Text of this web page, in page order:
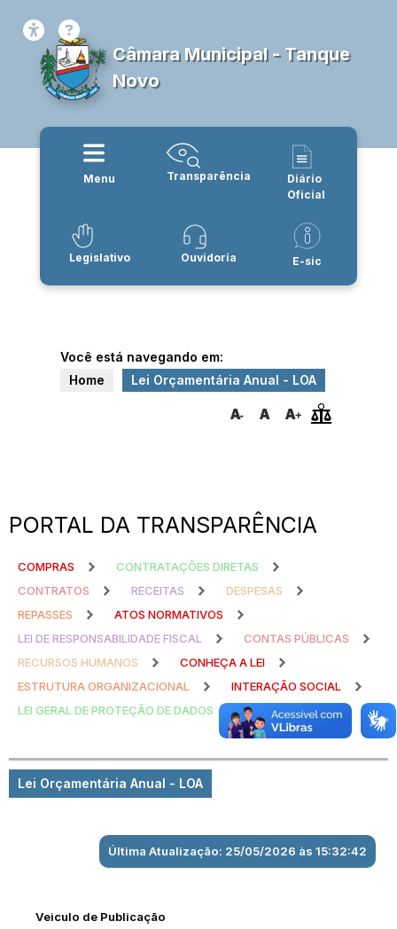
Câmara Municipal - Tanque
Novo
Menu Transparência
Diário
Oficial
Legislativo Ouvidoria E-sic
Você está navegando em:
Home
Lei Orçamentária Anual - LOA
PORTAL DA TRANSPARÊNCIA
COMPRAS
CONTRATAÇÕES DIRETAS
CONTRATOS
RECEITAS
DESPESAS
REPASSES
ATOS NORMATIVOS
LEI DE RESPONSABILIDADE FISCAL
CONTAS PÚBLICAS
RECURSOS HUMANOS
CONHEÇA A LEI
ESTRUTURA ORGANIZACIONAL
INTERAÇÃO SOCIAL
LEI GERAL DE PROTEÇÃO DE DADOS
Lei Orçamentária Anual - LOA
Última Atualização: 25/05/2026 às 15:32:42
Veiculo de Publicação